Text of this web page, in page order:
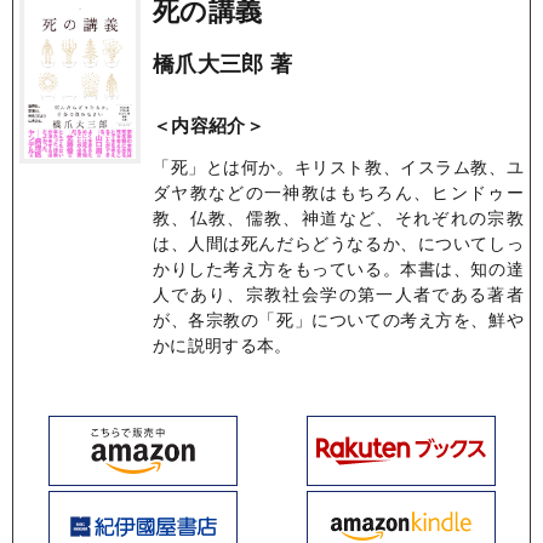
死の講義
橋爪大三郎 著
＜内容紹介＞
「死」とは何か。キリスト教、イスラム教、ユ
ダヤ教などの一神教はもちろん、ヒンドゥー
教、仏教、儒教、神道など、それぞれの宗教
は、人間は死んだらどうなるか、についてしっ
かりした考え方をもっている。本書は、知の達
人であり、宗教社会学の第一人者である著者
が、各宗教の「死」についての考え方を、鮮や
かに説明する本。